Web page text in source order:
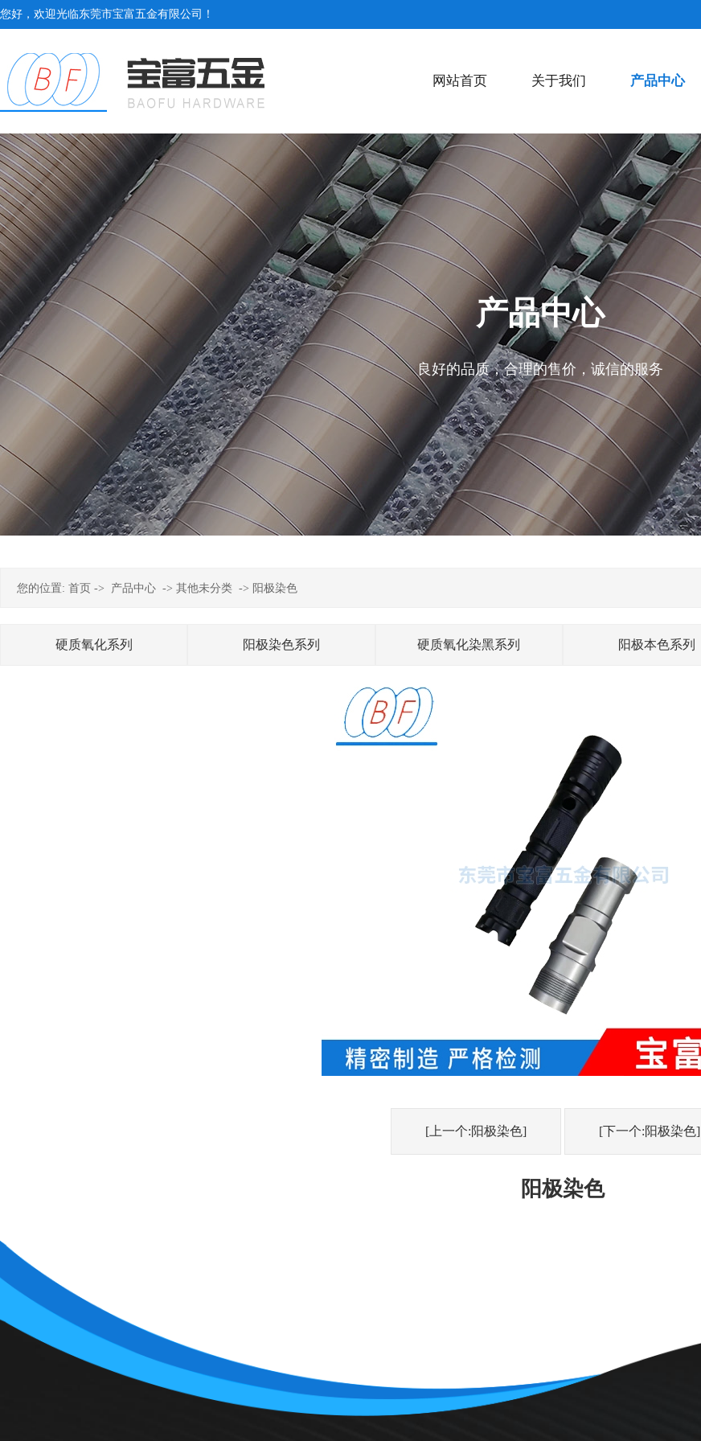
您好，欢迎光临东莞市宝富五金有限公司！
网站首页 关于我们 产品中心
产品中心
良好的品质，合理的售价，诚信的服务
您的位置: 首页 -> 产品中心 -> 其他未分类 -> 阳极染色
硬质氧化系列 阳极染色系列 硬质氧化染黑系列 阳极本色系列
[上一个:阳极染色] [下一个:阳极染色]
阳极染色